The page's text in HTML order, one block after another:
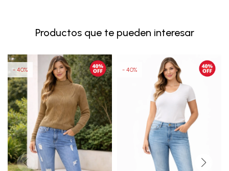
Productos que te pueden interesar
40 40